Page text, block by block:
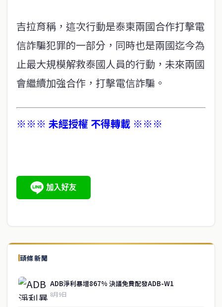
吉拉育稱，這次行動是泰柬兩國合作打擊電
信詐騙犯罪的一部分，同時也是兩國迄今為
止最大規模解救泰國人員的行動，未來兩國
會繼續加強合作，打擊電信詐騙。
※※※ 未經授權 不得轉載 ※※※
頭條新聞
ADB淨利暴增867% 決議免費配發ADB-W1
8月9日